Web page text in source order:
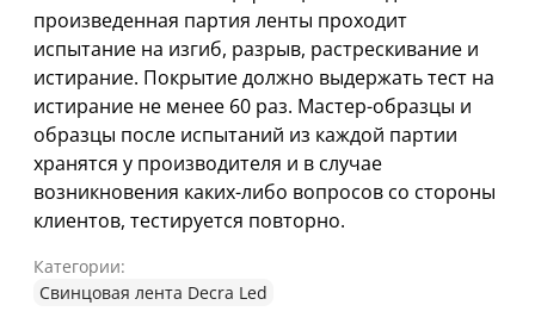
произведенная партия ленты проходит
испытание на изгиб, разрыв, растрескивание и
истирание. Покрытие должно выдержать тест на
истирание не менее 60 раз. Мастер-образцы и
образцы после испытаний из каждой партии
хранятся у производителя и в случае
возникновения каких-либо вопросов со стороны
клиентов, тестируется повторно.
Категории:
Свинцовая лента Decra Led